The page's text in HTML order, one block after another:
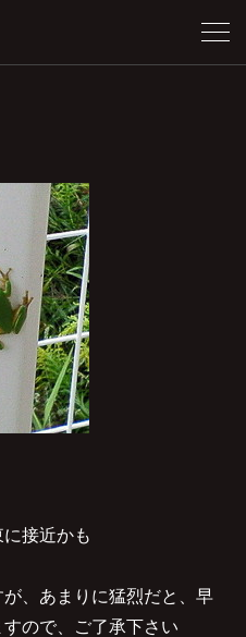
接近かも
、あまりに猛烈だと、早
ので、ご了承下さい